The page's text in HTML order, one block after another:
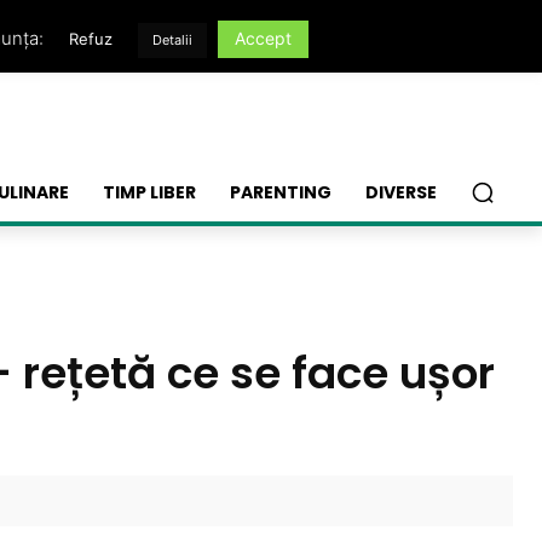
TIMP LIBER PARENTING DIVERSE
ce se face ușor
Refuz Detalii Accept